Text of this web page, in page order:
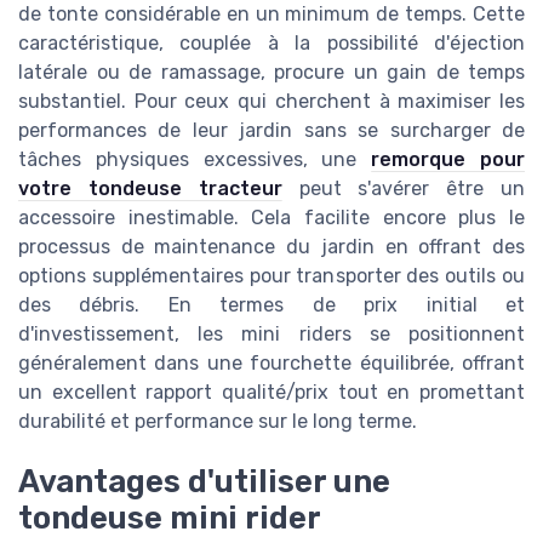
de tonte considérable en un minimum de temps. Cette
caractéristique, couplée à la possibilité d'éjection
latérale ou de ramassage, procure un gain de temps
substantiel. Pour ceux qui cherchent à maximiser les
performances de leur jardin sans se surcharger de
tâches physiques excessives, une remorque pour
votre tondeuse tracteurpeut s'avérer être un
accessoire inestimable. Cela facilite encore plus le
processus de maintenance du jardin en offrant des
options supplémentaires pour transporter des outils ou
des débris. En termes de prix initial et
d'investissement, les mini riders se positionnent
généralement dans une fourchette équilibrée, offrant
un excellent rapport qualité/prix tout en promettant
durabilité et performance sur le long terme.
Avantages d'utiliser une
tondeuse mini rider